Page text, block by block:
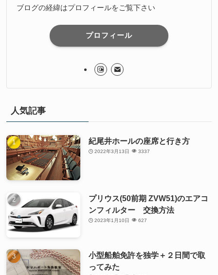
ブログの経緯はプロフィールをご覧下さい
プロフィール
人気記事
紀尾井ホールの座席と行き方
2022年3月13日 3337
プリウス(50前期 ZVW51)のエアコ
ンフィルター 交換方法
2023年1月10日 627
小型船舶免許を独学＋２日間で取
ってみた